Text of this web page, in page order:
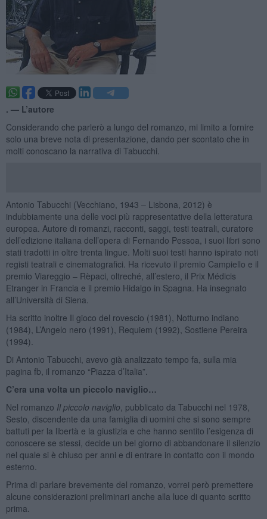
. — L’autore
Considerando che parlerò a lungo del romanzo, mi limito a fornire
solo una breve nota di presentazione, dando per scontato che in
molti conoscano la narrativa di Tabucchi.
Antonio Tabucchi (Vecchiano, 1943 – Lisbona, 2012) è
indubbiamente una delle voci più rappresentative della letteratura
europea. Autore di romanzi, racconti, saggi, testi teatrali, curatore
dell’edizione italiana dell’opera di Fernando Pessoa, i suoi libri sono
stati tradotti in oltre trenta lingue. Molti suoi testi hanno ispirato noti
registi teatrali e cinematografici. Ha ricevuto il premio Campiello e il
premio Viareggio – Rèpaci, oltreché, all’estero, il Prix Médicis
Etranger in Francia e il premio Hidalgo in Spagna. Ha insegnato
all’Università di Siena.
Ha scritto inoltre Il gioco del rovescio (1981), Notturno indiano
(1984), L’Angelo nero (1991), Requiem (1992), Sostiene Pereira
(1994).
Di Antonio Tabucchi, avevo già analizzato tempo fa, sulla mia
pagina fb, il romanzo “Piazza d’Italia”.
C’era una volta un piccolo naviglio…
Nel romanzo Il piccolo naviglio , pubblicato da Tabucchi nel 1978,
Sesto, discendente da una famiglia di uomini che si sono sempre
battuti per la libertà e la giustizia e che hanno sentito l’esigenza di
conoscere se stessi, decide un bel giorno di abbandonare il silenzio
nel quale si è chiuso per anni e di entrare in contatto con il mondo
esterno.
Prima di parlare brevemente del romanzo, vorrei però premettere
alcune considerazioni preliminari anche alla luce di quanto scritto
prima.